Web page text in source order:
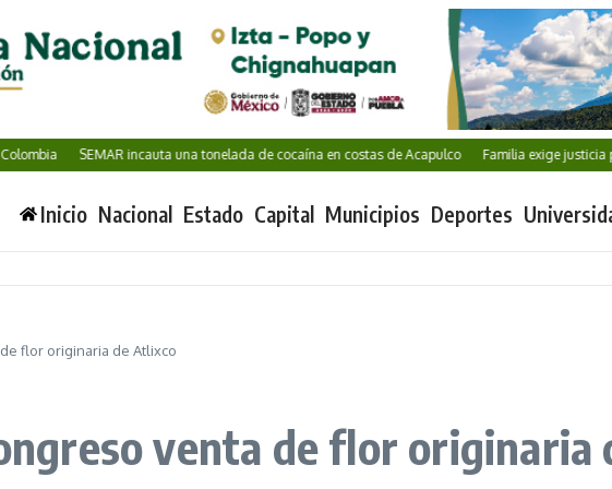
SEMAR incauta una tonelada de cocaína en costas de Acapulco Familia exige justicia por
Inicio Nacional Estado Capital Municipios Deportes
flor originaria de Atlixco
venta de flor originaria